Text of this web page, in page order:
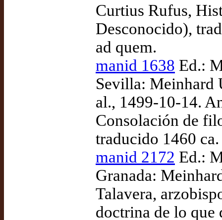
Curtius Rufus,
Desconocido),
ad quem.
manid 1638 Ed.:
Sevilla: Meinhard
al., 1499-10-14.
Consolación de
traducido 1460
manid 2172 Ed.:
Granada:
Talavera,
doctrina de lo que